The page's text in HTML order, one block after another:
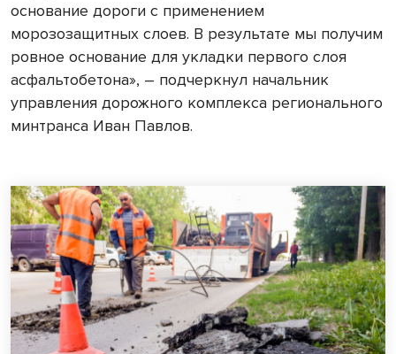
основание дороги с применением
морозозащитных слоев. В результате мы получим
ровное основание для укладки первого слоя
асфальтобетона», – подчеркнул начальник
управления дорожного комплекса регионального
минтранса Иван Павлов.